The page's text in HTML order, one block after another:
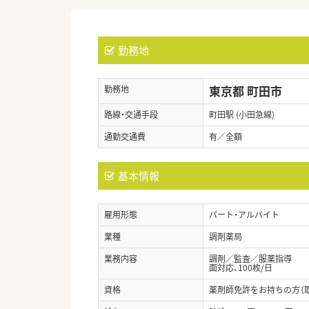
勤務地
勤務地 東京都 町田市
路線・交通手段
町田駅 (小田急線)
通勤交通費
有／全額
基本情報
雇用形態
パート・アルバイト
業種
調剤薬局
業務内容
調剤／監査／服薬指導
面対応、100枚/日
資格
薬剤師免許をお持ちの方（